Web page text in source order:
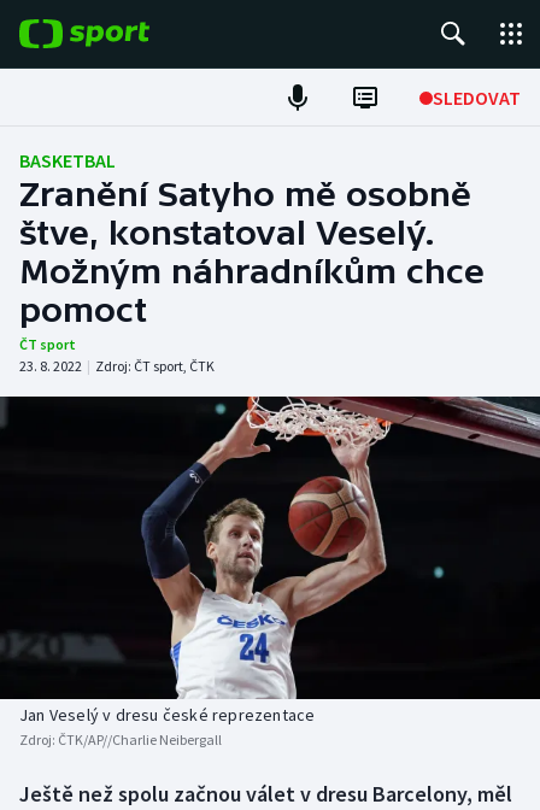
SLEDOVAT
Fotbal
Hokej
Tenis
Atletika
Americký fotbal
Baseball a softbal
Boby a skeleton
Box
NEPŘEHLÉDNĚTE
Historické návraty
Aplikace ČT sport
AZ kvíz
BASKETBAL
Zranění Satyho mě osobně
štve, konstatoval Veselý.
Možným náhradníkům chce
pomoct
ČT sport
23. 8. 2022 | Zdroj: ČT sport, ČTK
Jan Veselý v dresu české reprezentace
Zdroj: ČTK/AP//Charlie Neibergall
Ještě než spolu začnou válet v dresu Barcelony, měl